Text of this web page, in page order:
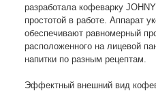
разработала кофеварку
простотой в работе. Аппарат
обеспечивают равномерный
расположенного на лицевой
напитки по разным рецептам.
Эффектный внешний вид